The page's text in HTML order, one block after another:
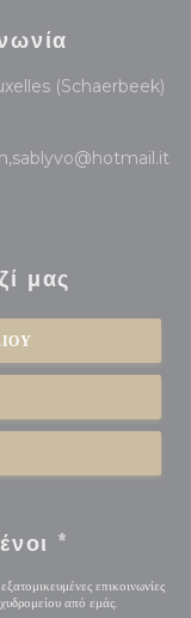
(Schaerbeek)
((ανοίγει σε νέο
μας
*
επικοινωνίες
από εμάς.